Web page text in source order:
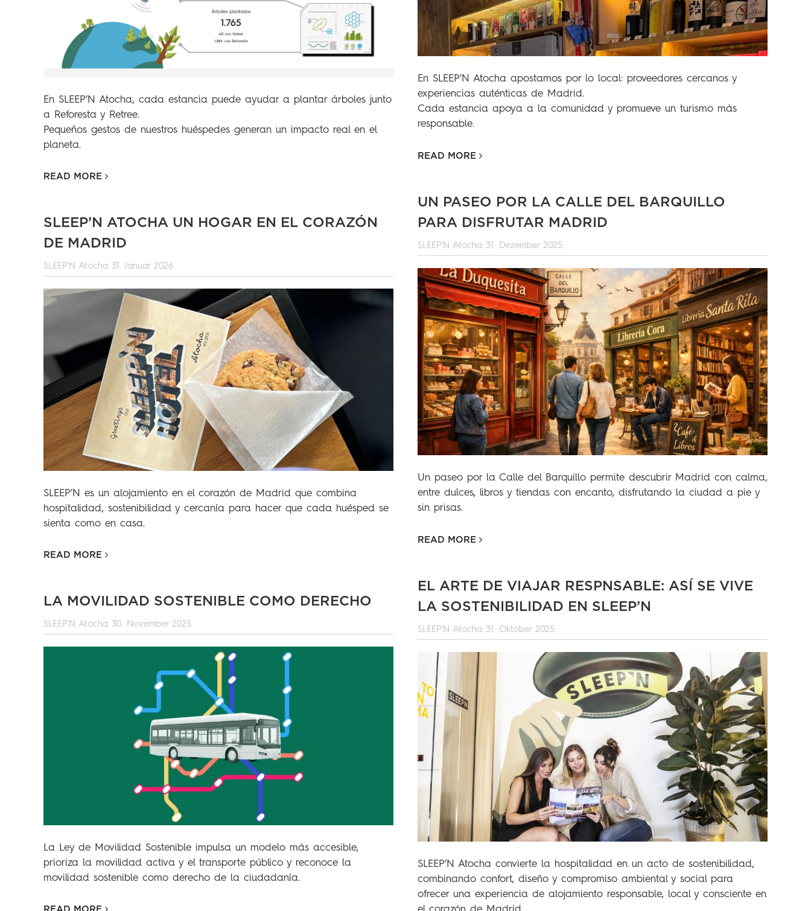
En SLEEP’N Atocha, cada estancia puede ayudar a plantar árboles junto
a Reforesta y Retree.
Pequeños gestos de nuestros huéspedes generan un impacto real en el
planeta.
READ MORE
En SLEEP’N Atocha apostamos por lo local: proveedores cercanos y
experiencias auténticas de Madrid.
Cada estancia apoya a la comunidad y promueve un turismo más
responsable.
READ MORE
SLEEP’N ATOCHA UN HOGAR EN EL CORAZÓN
DE MADRID
SLEEP'N Atocha 31. Januar 2026
SLEEP’N es un alojamiento en el corazón de Madrid que combina
hospitalidad, sostenibilidad y cercanía para hacer que cada huésped se
sienta como en casa.
READ MORE
UN PASEO POR LA CALLE DEL BARQUILLO
PARA DISFRUTAR MADRID
SLEEP'N Atocha 31. Dezember 2025
Un paseo por la Calle del Barquillo permite descubrir Madrid con calma,
entre dulces, libros y tiendas con encanto, disfrutando la ciudad a pie y
sin prisas.
READ MORE
LA MOVILIDAD SOSTENIBLE COMO DERECHO
SLEEP'N Atocha 30. November 2025
La Ley de Movilidad Sostenible impulsa un modelo más accesible,
prioriza la movilidad activa y el transporte público y reconoce la
movilidad sostenible como derecho de la ciudadanía.
EL ARTE DE VIAJAR RESPNSABLE: ASÍ SE VIVE
LA SOSTENIBILIDAD EN SLEEP’N
SLEEP'N Atocha 31. Oktober 2025
SLEEP’N Atocha convierte la hospitalidad en un acto de sostenibilidad,
combinando confort, diseño y compromiso ambiental y social para
ofrecer una experiencia de alojamiento responsable, local y consciente en